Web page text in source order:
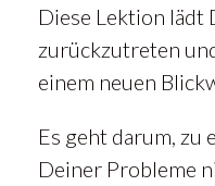
Diese Lektion lädt
zurückzutreten
einem neuen
Es geht darum, zu
Deiner Probleme